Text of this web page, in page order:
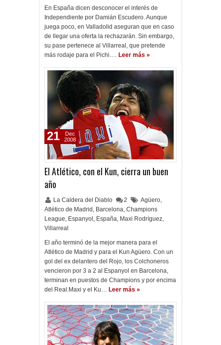
En España dicen desconocer el interés de
Independiente por Damián Escudero. Aunque
juega poco, en Valladolid aseguran que en caso
de llegar una oferta la rechazarán. Sin embargo,
su pase pertenece al Villarreal, que pretende
más rodaje para el Pichi.… Leer más »
El Atlético, con el Kun, cierra un buen
año
La Caldera del Diablo 2 Agüero,
Atlético de Madrid , Barcelona, Champions
League, Espanyol , España, Maxi Rodríguez,
Villarreal
El año terminó de la mejor manera para el
Atlético de Madrid y para el Kun Agüero. Con un
gol del ex delantero del Rojo, los Colchoneros
vencieron por 3 a 2 al Espanyol en Barcelona,
terminan en puestos de Champions y por encima
del Real.Maxi y el Ku… Leer más »
21
Dec
2008